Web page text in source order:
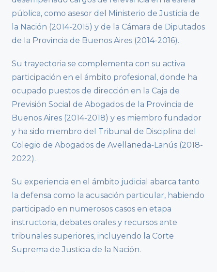
pública, como asesor del Ministerio de Justicia de
la Nación (2014-2015) y de la Cámara de Diputados
de la Provincia de Buenos Aires (2014-2016).
Su trayectoria se complementa con su activa
participación en el ámbito profesional, donde ha
ocupado puestos de dirección en la Caja de
Previsión Social de Abogados de la Provincia de
Buenos Aires (2014-2018) y es miembro fundador
y ha sido miembro del Tribunal de Disciplina del
Colegio de Abogados de Avellaneda-Lanús (2018-
2022).
Su experiencia en el ámbito judicial abarca tanto
la defensa como la acusación particular, habiendo
participado en numerosos casos en etapa
instructoria, debates orales y recursos ante
tribunales superiores, incluyendo la Corte
Suprema de Justicia de la Nación.